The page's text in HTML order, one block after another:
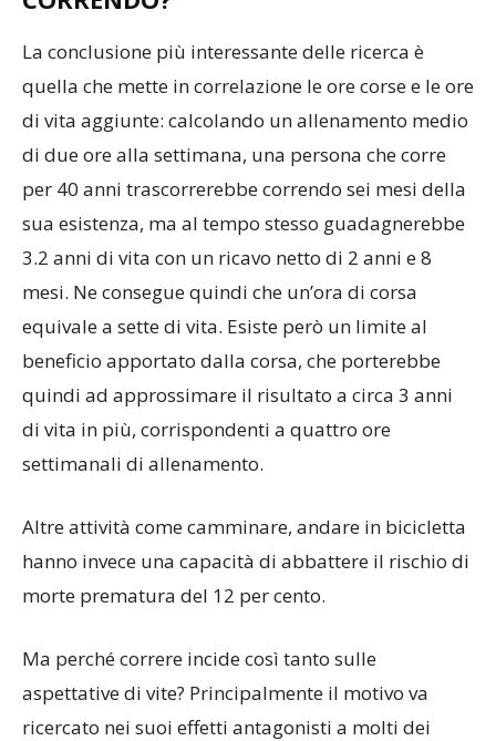
La conclusione più interessante delle ricerca è
quella che mette in correlazione le ore corse e le ore
di vita aggiunte: calcolando un allenamento medio
di due ore alla settimana, una persona che corre
per 40 anni trascorrerebbe correndo sei mesi della
sua esistenza, ma al tempo stesso guadagnerebbe
3.2 anni di vita con un ricavo netto di 2 anni e 8
mesi. Ne consegue quindi che un’ora di corsa
equivale a sette di vita. Esiste però un limite al
beneficio apportato dalla corsa, che porterebbe
quindi ad approssimare il risultato a circa 3 anni
di vita in più, corrispondenti a quattro ore
settimanali di allenamento.
Altre attività come camminare, andare in bicicletta
hanno invece una capacità di abbattere il rischio di
morte prematura del 12 per cento.
Ma perché correre incide così tanto sulle
aspettative di vite? Principalmente il motivo va
ricercato nei suoi effetti antagonisti a molti dei